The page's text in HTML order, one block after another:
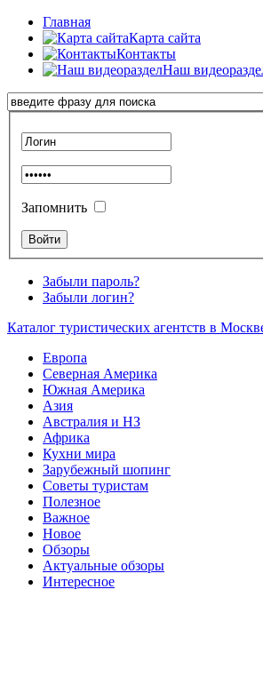
Главная
Карта сайта
Контакты
Наш
Запомнить
Забыли пароль?
Забыли логин?
Каталог туристических агентств в
Европа
Северная Америка
Южная Америка
Азия
Австралия и НЗ
Африка
Кухни мира
Зарубежный шопинг
Советы туристам
Полезное
Важное
Новое
Обзоры
Актуальные обзоры
Интересное